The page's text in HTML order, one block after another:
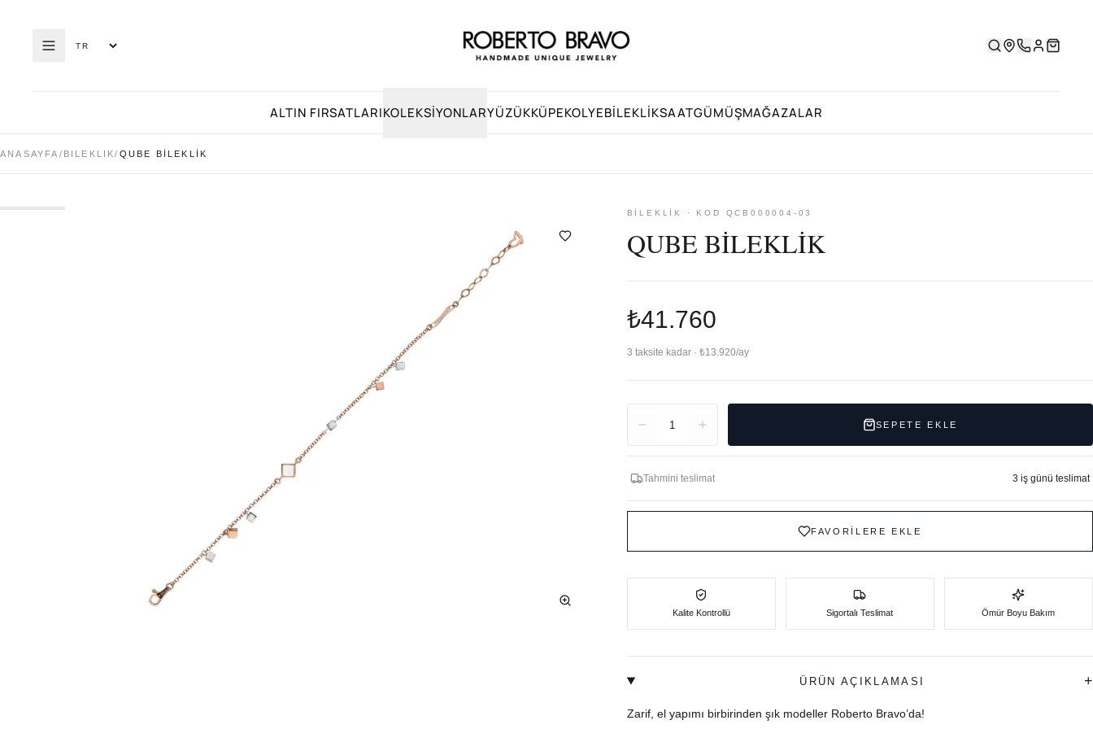
ALTIN FIRSATLARIKOLEKSIYONLARYÜZÜKKÜPEKOLYEBILEKLIKSAATGÜMÜŞMAĞAZALAR
ANASAYFA / BILEKLIK/ QUBE BİLEKLİK
BILEKLIK · KOD QCB000004-03
QUBE BİLEKLİK
₺41.760
3 taksite kadar · ₺13.920/ay
1 SEPETE EKLE
Tahmini teslimat 3 iş günü teslimat
FAVORİLERE EKLE
Kalite Kontrollü Sigortalı Teslimat Ömür Boyu Bakım
ÜRÜN AÇIKLAMASI +
Zarif, el yapımı birbirinden şık modeller Roberto Bravo’da!